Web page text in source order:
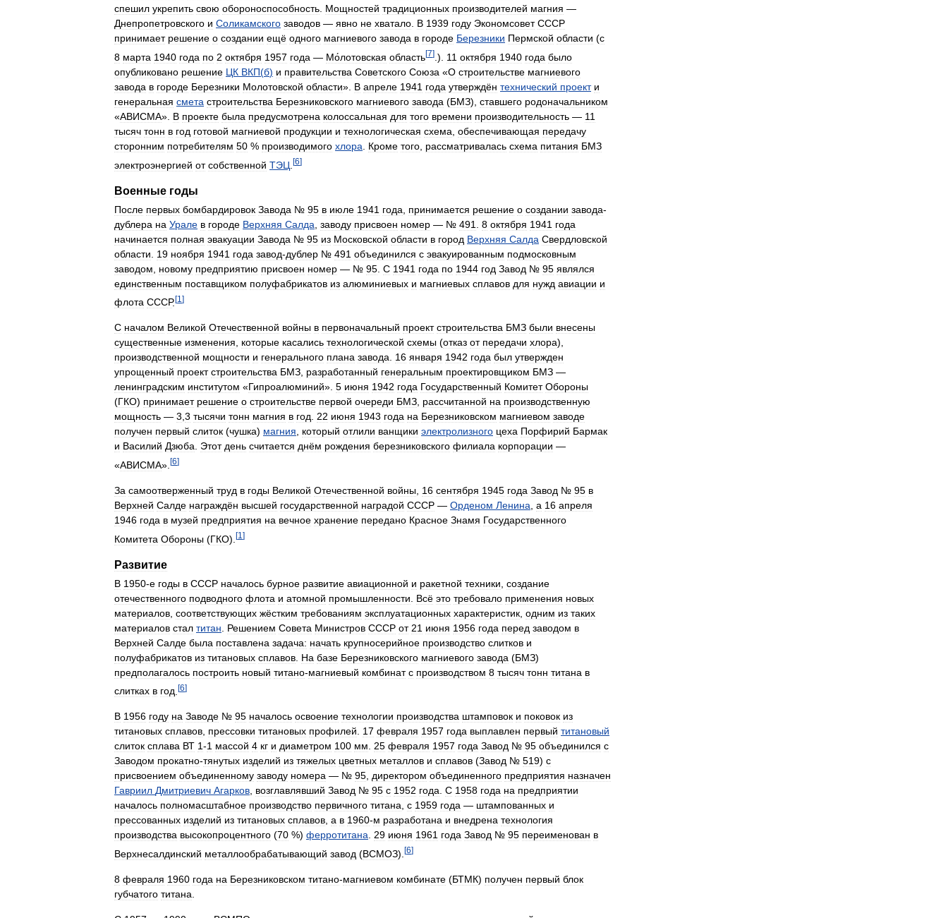
спешил укрепить свою обороноспособность. Мощностей традиционных производителей магния —
Днепропетровского и Соликамского заводов — явно не хватало. В 1939 году Экономсовет СССР
принимает решение о создании ещё одного магниевого завода в городе Березники Пермской области (с
8 марта 1940 года по 2 октября 1957 года — Мо́лотовская область[7] .). 11 октября 1940 года было
опубликовано решение ЦК ВКП(б) и правительства Советского Союза «О строительстве магниевого
завода в городе Березники Молотовской области». В апреле 1941 года утверждён технический проект и
генеральная смета строительства Березниковского магниевого завода (БМЗ), ставшего родоначальником
«АВИСМА». В проекте была предусмотрена колоссальная для того времени производительность — 11
тысяч тонн в год готовой магниевой продукции и технологическая схема обеспечивающая передачу
сторонним потребителям 50 % производимого хлора Кроме того рассматривалась схема питания БМЗ
электроэнергией от собственной ТЭЦ [6]
Военные годы
После первых бомбардировок Завода № 95 в июле 1941 года принимается решение о создании завода-
дублера на Урале в городе Верхняя Салда заводу присвоен номер — № 491 8 октября 1941 года
начинается полная эвакуации Завода № 95 из Московской области в город Верхняя Салда Свердловской
области
19 ноября 1941 года завод-дублер № 491 объединился с эвакуированным подмосковным
заводом
новому предприятию присвоен номер — № 95 С 1941 года по 1944 год Завод № 95 являлся
единственным поставщиком полуфабрикатов из алюминиевых и магниевых сплавов для нужд авиации и
флота СССР.[1 ]
С началом Великой Отечественной войны в первоначальный проект строительства БМЗ были внесены
существенные изменения, которые касались технологической схемы (отказ от передачи хлора),
производственной мощности и генерального плана завода. 16 января 1942 года был утвержден
упрощенный проект строительства БМЗ, разработанный генеральным проектировщиком БМЗ —
ленинградским институтом «Гипроалюминий». 5 июня 1942 года Государственный Комитет Обороны
(ГКО) принимает решение о строительстве первой очереди БМЗ, рассчитанной на производственную
мощность — 3,3 тысячи тонн магния в год. 22 июня 1943 года на Березниковском магниевом заводе
получен первый слиток (чушка) магния, который отлили ванщики электролизного цеха Порфирий Бармак
и Василий Дзюба. Этот день считается днём рождения березниковского филиала корпорации —
«АВИСМА». [6]
За самоотверженный труд в годы Великой Отечественной войны 16 сентября 1945 года Завод № 95 в
Верхней Салде награждён высшей государственной наградой СССР — Орденом Ленина а 16 апреля
1946 года в музей предприятия на вечное хранение передано Красное Знамя Государственного
Комитета Обороны (ГКО). [1 ]
Развитие
В 1950-е годы в СССР началось бурное развитие авиационной и ракетной техники создание
отечественного подводного флота и атомной промышленности Всё это требовало применения новых
материалов соответствующих жёстким требованиям эксплуатационных характеристик одним из таких
материалов стал титан Решением Совета Министров СССР от 21 июня 1956 года перед заводом в
Верхней Салде была поставлена задача: начать крупносерийное производство слитков и
полуфабрикатов из титановых сплавов На базе Березниковского магниевого завода (БМЗ)
предполагалось построить новый титано-магниевый комбинат с производством 8 тысяч тонн титана в
слитках в год [6]
В 1956 году на Заводе № 95 началось освоение технологии производства штамповок и поковок из
титановых сплавов, прессовки титановых профилей. 17 февраля 1957 года выплавлен первый титановый
слиток сплава ВТ 1-1 массой 4 кг и диаметром 100 мм. 25 февраля 1957 года Завод № 95 объединился с
Заводом прокатно-тянутых изделий из тяжелых цветных металлов и сплавов (Завод № 519) с
присвоением объединенному заводу номера — № 95, директором объединенного предприятия назначен
Гавриил Дмитриевич Агарков, возглавлявший Завод № 95 с 1952 года. С 1958 года на предприятии
началось полномасштабное производство первичного титана, с 1959 года — штампованных и
прессованных изделий из титановых сплавов, а в 1960-м разработана и внедрена технология
производства высокопроцентного (70 %) ферротитана. 29 июня 1961 года Завод № 95 переименован в
Верхнесалдинский металлообрабатывающий завод (ВСМОЗ). [6]
8 февраля 1960 года на Березниковском титано-магниевом комбинате (БТМК) получен первый блок
губчатого титана